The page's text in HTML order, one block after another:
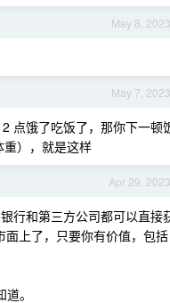
May 8, 2023
May 7, 2023
点饿了吃饭了，那你下一顿
），就是这样
Apr 29, 2023
行和第三方公司都可以直接
上了，只要你有价值，包括
。